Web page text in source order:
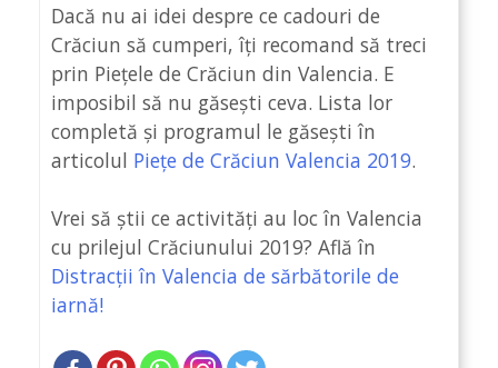
Dacă nu ai idei despre ce cadouri de
Crăciun să cumperi, îți recomand să treci
prin Piețele de Crăciun din Valencia. E
imposibil să nu găsești ceva. Lista lor
completă și programul le găsești în
articolul Piețe de Crăciun Valencia 2019.
Vrei să știi ce activități au loc în Valencia
cu prilejul Crăciunului 2019? Află în
Distracții în Valencia de sărbătorile de
iarnă!